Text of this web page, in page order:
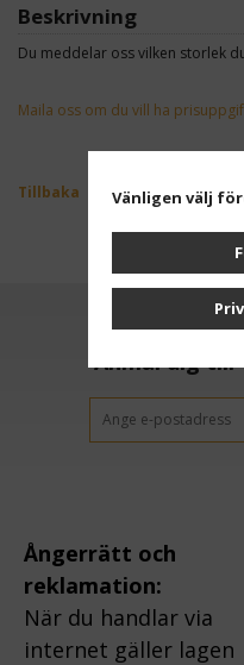
Beskrivning
Du meddelar oss vilken storlek
Maila oss om du vill ha
Tillbaka
Anmäl dig till
Ångerrätt och
reklamation:
När du handlar via
internet gäller lagen
Vänligen välj